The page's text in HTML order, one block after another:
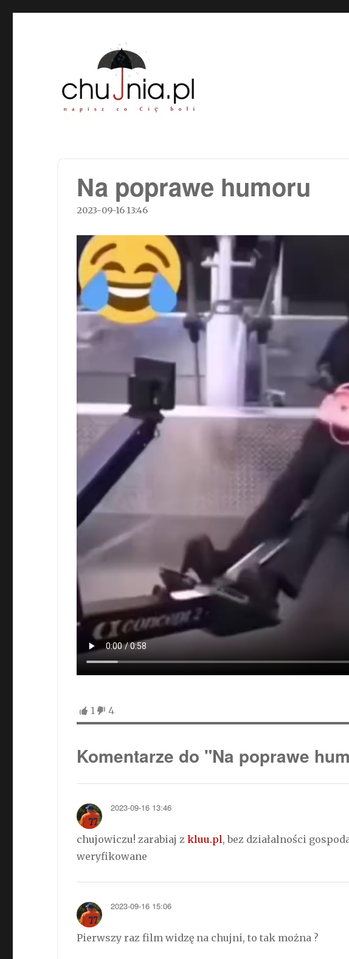
Na poprawe humoru
2023-09-16 13:46
1 4
Komentarze do "Na poprawe
2023-09-16 13:46
chujowiczu! zarabiaj zkluu.pl, bez działalności
weryfikowane
2023-09-16 15:06
Pierwszy raz film widzę na chujni, to tak można ?